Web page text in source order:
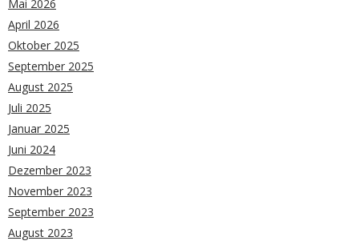
Mai 2026
April 2026
Oktober 2025
September 2025
August 2025
Juli 2025
Januar 2025
Juni 2024
Dezember 2023
November 2023
September 2023
August 2023